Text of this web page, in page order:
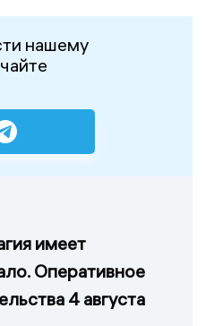
нашему
имеет
Оперативное
4 августа